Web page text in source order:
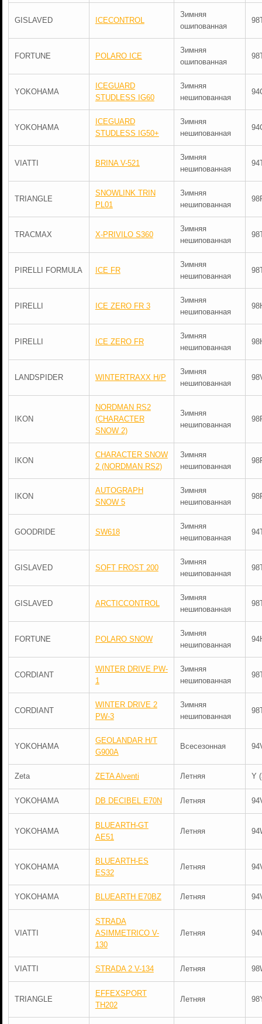
GISLAVED ICECONTROL
Зимняя
ошипованная
FORTUNE POLARO ICE
Зимняя
ошипованная
YOKOHAMA
ICEGUARD
STUDLESS IG60
Зимняя
нешипованная
YOKOHAMA
ICEGUARD
STUDLESS IG50+
Зимняя
нешипованная
VIATTI BRINA V-521
Зимняя
нешипованная
TRIANGLE
SNOWLINK TRIN
PL01
Зимняя
нешипованная
TRACMAX X-PRIVILO S360
Зимняя
нешипованная
PIRELLI FORMULA ICE FR
Зимняя
нешипованная
PIRELLI ICE ZERO FR 3
Зимняя
нешипованная
PIRELLI ICE ZERO FR
Зимняя
нешипованная
LANDSPIDER WINTERTRAXX H/P
Зимняя
нешипованная
IKON
NORDMAN RS2
(CHARACTER
SNOW 2)
Зимняя
нешипованная
IKON
CHARACTER SNOW
2 (NORDMAN RS2)
Зимняя
нешипованная
IKON
AUTOGRAPH
SNOW 5
Зимняя
нешипованная
GOODRIDE SW618
Зимняя
нешипованная
GISLAVED SOFT FROST 200
Зимняя
нешипованная
GISLAVED ARCTICCONTROL
Зимняя
нешипованная
FORTUNE POLARO SNOW
Зимняя
нешипованная
CORDIANT
WINTER DRIVE PW-
1
Зимняя
нешипованная
CORDIANT
WINTER DRIVE 2
PW-3
Зимняя
нешипованная
YOKOHAMA
GEOLANDAR H/T
G900A
Всесезонная
Zeta ZETA Alventi Летняя Y
YOKOHAMA DB DECIBEL E70N Летняя
YOKOHAMA
BLUEARTH-GT
AE51
Летняя
YOKOHAMA
BLUEARTH-ES
ES32
Летняя
YOKOHAMA BLUEARTH E70BZ Летняя
VIATTI
STRADA
ASIMMETRICO V-
130
Летняя
VIATTI STRADA 2 V-134 Летняя
TRIANGLE
EFFEXSPORT
TH202
Летняя